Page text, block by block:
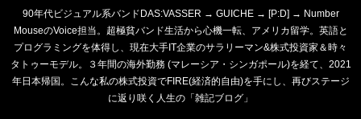
90年代ビジュアル系バンドDAS:VASSER → GUICHE → [P:D] → Number
MouseのVoice担当。超極貧バンド生活から心機一転、アメリカ留学。英語と
プログラミングを体得し、現在大手IT企業のサラリーマン&株式投資家＆時々
タトゥーモデル。３年間の海外勤務 (マレーシア・シンガポール)を経て、2021
年日本帰国。こんな私の株式投資でFIRE(経済的自由)を手にし、再びステージ
に返り咲く人生の「雑記ブログ」